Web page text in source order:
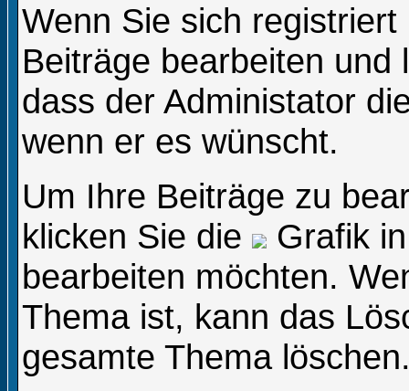
Wenn Sie sich
Beiträge bearbeiten und
dass der Administator
wenn er es wünscht.
Um Ihre Beiträge zu
klicken Sie die
Grafik
bearbeiten möchten.
Thema ist, kann das
gesamte Thema